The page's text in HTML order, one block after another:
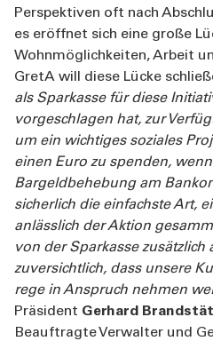
Perspektiven oft nach
es eröffnet sich eine große
Wohnmöglichkeiten, Arbeit
GretA will diese Lücke
als Sparkasse für diese
vorgeschlagen hat, zur
um ein wichtiges soziales
einen Euro zu spenden,
Bargeldbehebung am
sicherlich die einfachste Art,
anlässlich der Aktion
von der Sparkasse zusätzlich
zuversichtlich, dass unsere
rege in Anspruch nehmen
Präsident Gerhard
Beauftragte Verwalter und